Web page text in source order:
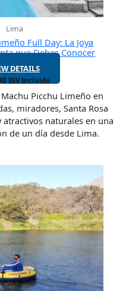
Lima
Full Day: La Joya
que Debes Conocer
DETAILS
IGV Incluido
Picchu Limeño en
miradores, Santa Rosa
atractivos naturales en una
de un día desde Lima.